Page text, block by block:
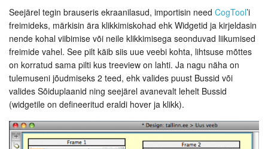
Seejärel tegin brauseris ekraanilasud, importisin need CogTool’i
freimideks, märkisin ära klikkimiskohad ehk Widgetid ja kirjeldasin
nende kohal viibimise või neile klikkimisega seonduvad liikumised
freimide vahel. See pilt käib siis uue veebi kohta, lihtsuse mõttes
on korratud sama pilti kus treeview on lahti. Ja nagu näha on
tulemuseni jõudmiseks 2 teed, ehk valides puust Bussid või
valides Sõiduplaanid ning seejärel avanevalt lehelt Bussid
(widgetile on defineeritud eraldi hover ja klikk).